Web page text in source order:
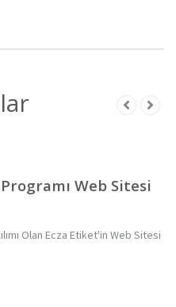
Web Sitesi
Olan Ecza Etiket'in Web Sitesi